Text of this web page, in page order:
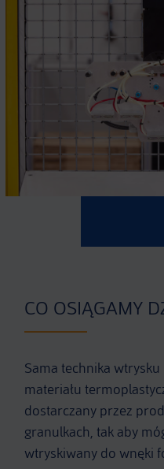
CO OSIĄGAMY
Sama technika
materiału
dostarczany przez
granulkach, tak aby
wtryskiwany do wnęki